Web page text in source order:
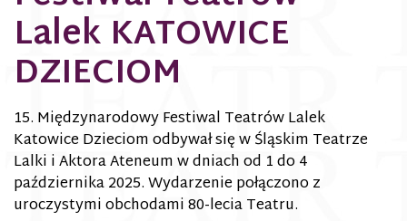
Lalek KATOWICE
DZIECIOM
15. Międzynarodowy Festiwal Teatrów Lalek
Katowice Dzieciom odbywał się w Śląskim Teatrze
Lalki i Aktora Ateneum w dniach od 1 do 4
października 2025. Wydarzenie połączono z
uroczystymi obchodami 80-lecia Teatru.